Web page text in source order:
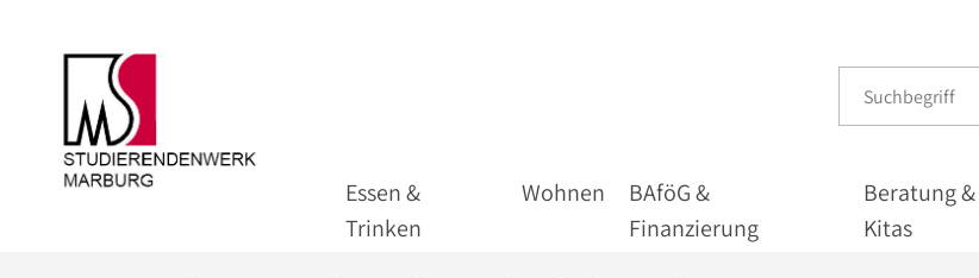
Essen &
Trinken
Wohnen
BAföG &
Finanzierung
Beratung &
Kitas